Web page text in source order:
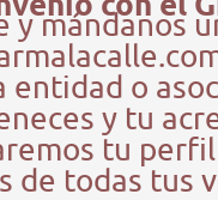
y mándanos
entidad o
y tu
tu
de todas tus